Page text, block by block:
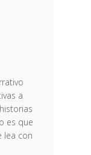
a
es que
lea con